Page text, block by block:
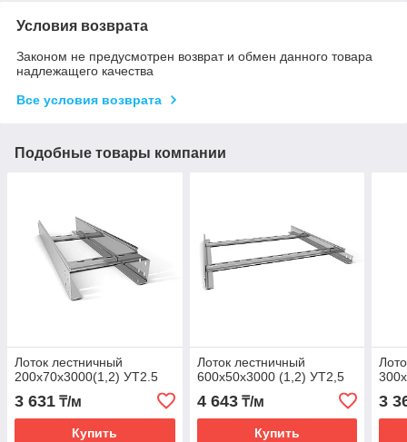
Условия возврата
Законом не предусмотрен возврат и обмен данного товара
надлежащего качества
Все условия возврата
Подобные товары компании
Лоток лестничный
200х70х3000(1,2) УТ2.5
3 631 ₸/м
Купить
Лоток лестничный
600х50х3000 (1,2) УТ2,5
4 643₸/м
Купить
3